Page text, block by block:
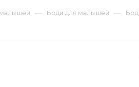
— Боди для малышей —